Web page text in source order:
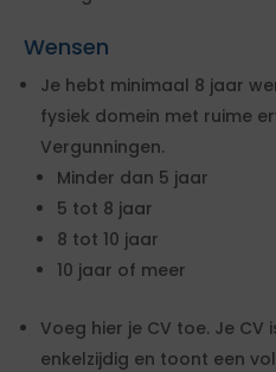
Wensen
Je hebt minimaal 8 jaar
fysiek domein met ruime
Vergunningen.
Minder dan 5 jaar
5 tot 8 jaar
8 tot 10 jaar
10 jaar of meer
Voeg hier je CV toe. Je CV
enkelzijdig en toont een